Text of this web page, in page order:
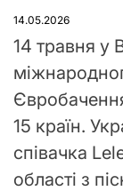
14.05.2026
14 травня у
15 країн.
співачка
області з